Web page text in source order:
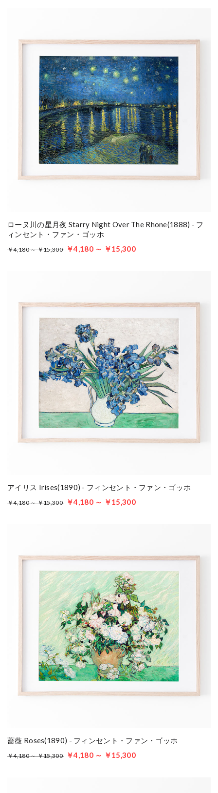
ローヌ川の星月夜 Starry Night Over The Rhone(1888) - フ
ィンセント・ファン・ゴッホ
￥4,180 ～ ￥15,300 ￥4,180 ～ ￥15,300
アイリス Irises(1890) - フィンセント・ファン・ゴッホ
￥4,180 ～ ￥15,300 ￥4,180 ～ ￥15,300
薔薇 Roses(1890) - フィンセント・ファン・ゴッホ
￥4,180 ～ ￥15,300 ￥4,180 ～ ￥15,300